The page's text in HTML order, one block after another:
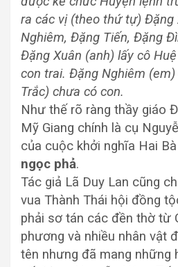
ra các vị (theo thứ tự) Đặng
Nghiêm, Đặng Tiến, Đặng
Đặng Xuân (anh) lấy cô
con trai. Đặng Nghiêm
Trắc) chưa có con.
Như thế rõ ràng thầy giáo
Mỹ Giang chính là cụ
của cuộc khởi nghĩa Hai
ngọc phả.
Tác giả Lã Duy Lan cũng
vua Thành Thái hội đồng
phải sơ tán các đền thờ từ
phương và nhiều nhân vật
tên nhưng đã mang những